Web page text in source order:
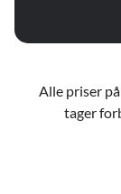
Alle priser
tager